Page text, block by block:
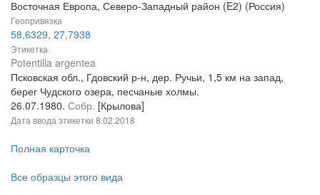
Восточная Европа, Северо-Западный район (E2) (Россия)
Геопривязка
58,6329, 27,7938
Этикетка
Potentilla argentea
Псковская обл., Гдовский р-н, дер. Ручьи, 1,5 км на запад,
берег Чудского озера, песчаные холмы.
26.07.1980. Собр. [Крылова]
Дата ввода этикетки 8.02.2018
Полная карточка
Все образцы этого вида